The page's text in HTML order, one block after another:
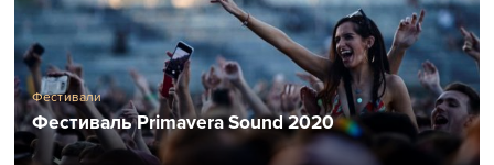
Фестивали
Фестиваль Primavera Sound 2020